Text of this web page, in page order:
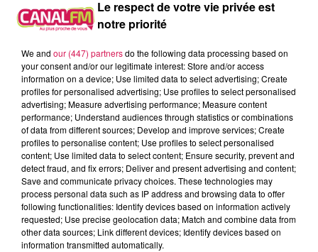
Canal fm
Geoffrey Deloux
La Ligne des Auditeurs
0:00 3 min 36 sec
15 janvier 2026 - 3 min 36 sec
15.01.2026 - LES JEUNES SAPEURS POMPIERS
Le respect de votre vie privée est
notre priorité
We and our (447) partnersdo the following data processing based on
your consent and/or our legitimate interest: Store and/or access
information on a device; Use limited data to select advertising; Create
profiles for personalised advertising; Use profiles to select personalised
advertising; Measure advertising performance; Measure content
performance; Understand audiences through statistics or combinations
of data from different sources; Develop and improve services; Create
profiles to personalise content; Use profiles to select personalised
content; Use limited data to select content; Ensure security, prevent and
detect fraud, and fix errors; Deliver and present advertising and content;
Save and communicate privacy choices. These technologies may
process personal data such as IP address and browsing data to offer
following functionalities: Identify devices based on information actively
requested; Use precise geolocation data; Match and combine data from
other data sources; Link different devices; Identify devices based on
information transmitted automatically.